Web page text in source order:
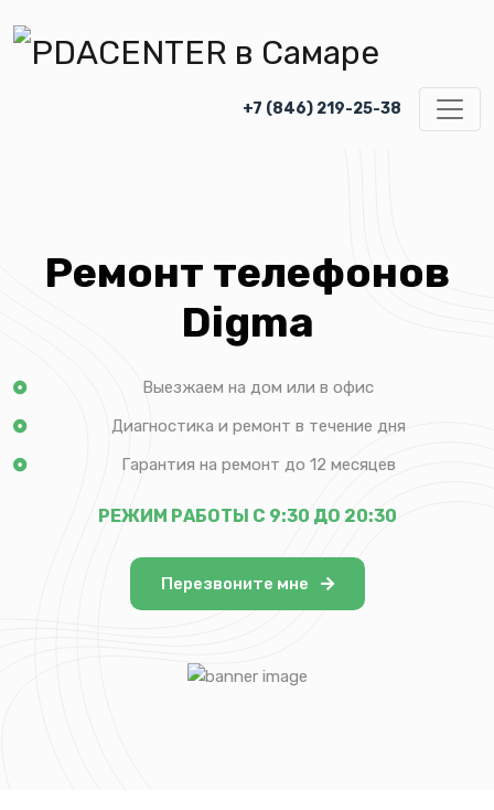
+7 (846) 219-25-38
Ремонт телефонов
Digma
Выезжаем на дом или в офис
Диагностика и ремонт в течение дня
Гарантия на ремонт до 12 месяцев
РЕЖИМ РАБОТЫ С 9:30 ДО 20:30
Перезвоните мне